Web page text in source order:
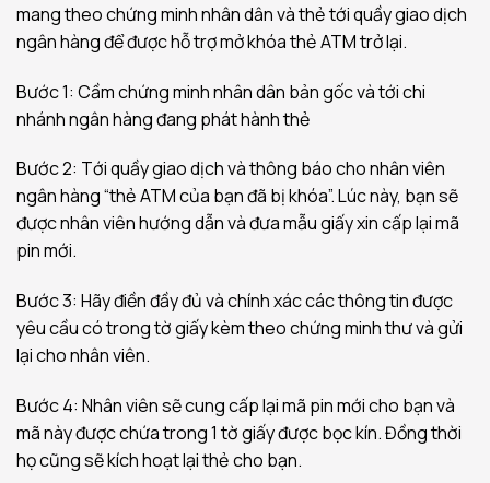
mang theo chứng minh nhân dân và thẻ tới quầy giao dịch
ngân hàng để được hỗ trợ mở khóa thẻ ATM trở lại.
Bước 1: Cầm chứng minh nhân dân bản gốc và tới chi
nhánh ngân hàng đang phát hành thẻ
Bước 2: Tới quầy giao dịch và thông báo cho nhân viên
ngân hàng “thẻ ATM của bạn đã bị khóa”. Lúc này, bạn sẽ
được nhân viên hướng dẫn và đưa mẫu giấy xin cấp lại mã
pin mới.
Bước 3: Hãy điền đầy đủ và chính xác các thông tin được
yêu cầu có trong tờ giấy kèm theo chứng minh thư và gửi
lại cho nhân viên.
Bước 4: Nhân viên sẽ cung cấp lại mã pin mới cho bạn và
mã này được chứa trong 1 tờ giấy được bọc kín. Đồng thời
họ cũng sẽ kích hoạt lại thẻ cho bạn.